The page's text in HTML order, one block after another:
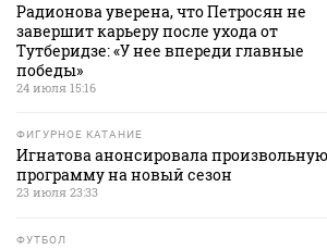
Радионова уверена, что Петросян не
завершит карьеру после ухода от
Тутберидзе: «У нее впереди главные
победы»
24 июля 15:16
ФИГУРНОЕ КАТАНИЕ
Игнатова анонсировала произвольную
программу на новый сезон
23 июля 23:33
ФУТБОЛ